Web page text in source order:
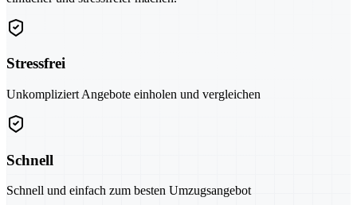
Stressfrei
Unkompliziert Angebote einholen und vergleichen
Schnell
Schnell und einfach zum besten Umzugsangebot